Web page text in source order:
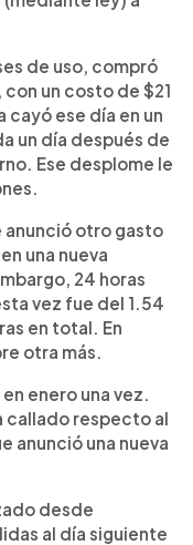
de uso, compró
un costo de $21
cayó ese día en un
un día después de
Ese desplome le
anunció otro gasto
una nueva
24 horas
vez fue del 1.54
en total. En
otra más.
enero una vez.
callado respecto al
anunció una nueva
desde
al día siguiente